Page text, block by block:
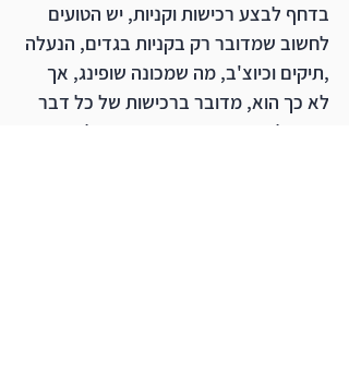
בדחף לבצע רכישות וקניות, יש הטועים
לחשוב שמדובר רק בקניות בגדים, הנעלה
,תיקים וכיוצ'ב, מה שמכונה שופינג, אך
לא כך הוא, מדובר ברכישות של כל דבר
הניתן לרכישה וכיום בעידן הטכנולוגי